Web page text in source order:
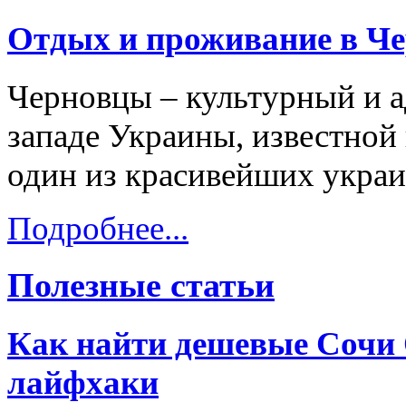
Отдых и проживание в
Черновцы – культурный и
западе Украины,
один из красивейших
Подробнее...
Полезные статьи
Как найти дешевые
лайфхаки